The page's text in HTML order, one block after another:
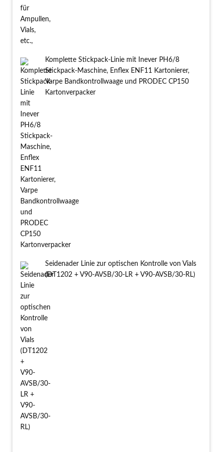
Komplette Stickpack-Linie mit Inever PH6/8
Stickpack-Maschine, Enflex ENF11 Kartonierer,
Varpe Bandkontrollwaage und PRODEC CP150
Kartonverpacker
Seidenader Linie zur optischen Kontrolle von Vials
(DT1202 + V90-AVSB/30-LR + V90-AVSB/30-RL)